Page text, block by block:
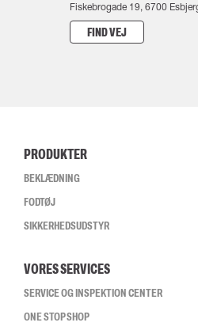
Fiskebrogade 19, 6700
FIND VEJ
PRODUKTER
BEKLÆDNING
FODTØJ
SIKKERHEDSUDSTYR
VORES SERVICES
SERVICE OG INSPEKTION CENTER
ONE STOP SHOP